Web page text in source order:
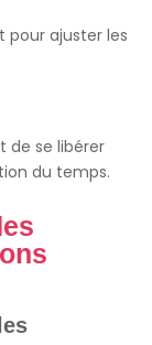
pour ajuster les
de se libérer
du temps.